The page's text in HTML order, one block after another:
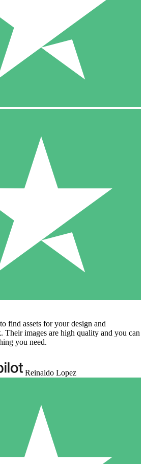
find assets for your design and
Their images are high quality and you can
you need.
Reinaldo Lopez